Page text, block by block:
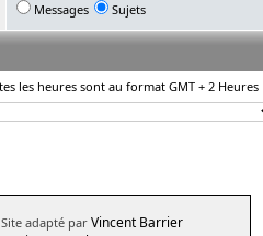
Messages Sujets
les heures sont au format GMT + 2 Heures
adapté par Vincent Barrier